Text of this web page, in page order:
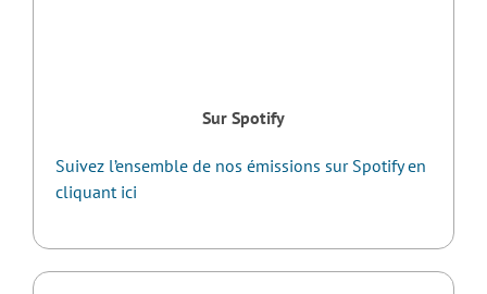
Sur Spotify
Suivez l’ensemble de nos émissions sur Spotify en
cliquant ici